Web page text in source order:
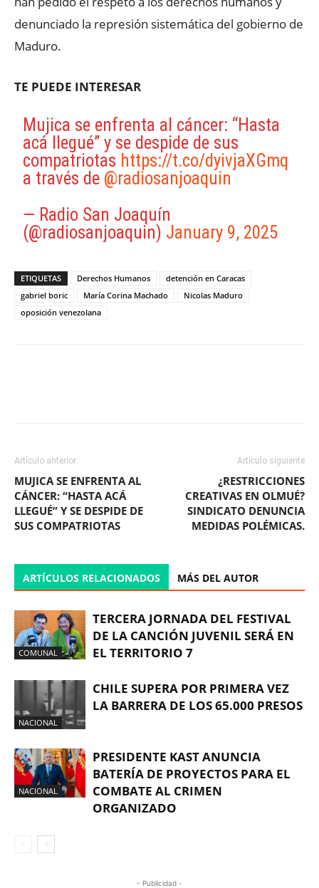
denunciado la represión sistemática del gobierno de
Maduro.
TE PUEDE INTERESAR
Mujica se enfrenta al cáncer: “Hasta
acá llegué” y se despide de sus
compatriotas https://t.co/dyivjaXGmq
a través de @radiosanjoaquin
— Radio San Joaquín
(@radiosanjoaquin) January 9, 2025
ETIQUETAS Derechos Humanos
detención en Caracas
gabriel boric
María Corina Machado
Nicolas Maduro
oposición venezolana
Artículo anterior
MUJICA SE ENFRENTA AL
CÁNCER: “HASTA ACÁ
LLEGUÉ” Y SE DESPIDE DE
SUS COMPATRIOTAS
Artículo siguiente
¿RESTRICCIONES
CREATIVAS EN OLMUÉ?
SINDICATO DENUNCIA
MEDIDAS POLÉMICAS.
ARTÍCULOS RELACIONADOS MÁS DEL AUTOR
COMUNAL
TERCERA JORNADA DEL FESTIVAL
DE LA CANCIÓN JUVENIL SERÁ EN
EL TERRITORIO 7
NACIONAL
CHILE SUPERA POR PRIMERA VEZ
LA BARRERA DE LOS 65.000 PRESOS
NACIONAL
PRESIDENTE KAST ANUNCIA
BATERÍA DE PROYECTOS PARA EL
COMBATE AL CRIMEN
ORGANIZADO
- Publicidad -